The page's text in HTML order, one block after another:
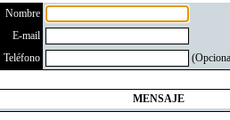
Nombre
E-mail
Teléfono
MENSAJE